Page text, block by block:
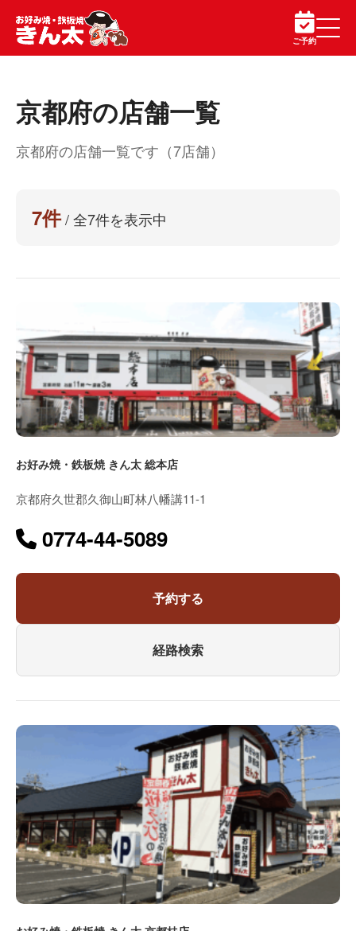
ご予約
京都府の店舗一覧
京都府の店舗一覧です（7店舗）
7件/ 全7件を表示中
お好み焼・鉄板焼 きん太 総本店
京都府久世郡久御山町林八幡講11-1
0774-44-5089
予約する
経路検索